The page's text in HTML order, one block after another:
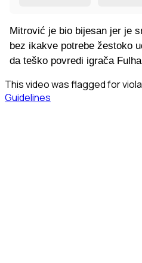
Mitrović je bio bijesan jer je
bez ikakve potrebe žestoko
da teško povredi igrača